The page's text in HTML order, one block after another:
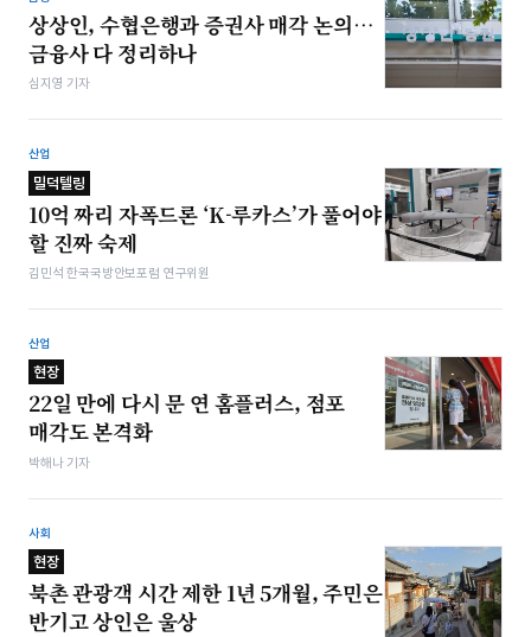
상상인, 수협은행과 증권사 매각 논의…
금융사 다 정리하나
심지영 기자
산업
밀덕텔링
10억 짜리 자폭드론 ‘K-루카스’가 풀어야
할 진짜 숙제
김민석 한국국방안보포럼 연구위원
산업
현장
22일 만에 다시 문 연 홈플러스, 점포
매각도 본격화
박해나 기자
사회
현장
북촌 관광객 시간 제한 1년 5개월, 주민은
반기고 상인은 울상